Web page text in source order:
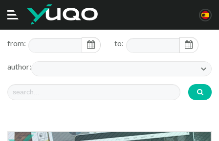
Alternar
navegación
from: to:
author: